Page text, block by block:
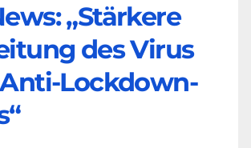
„Stärkere
des Virus
Lockdown-